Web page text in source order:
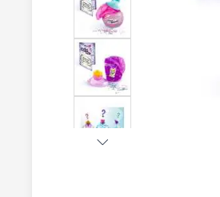
Hayvan Figürler
Çeşitli Figürler
Koleksiyon Figürler
Elektronik Ürünler